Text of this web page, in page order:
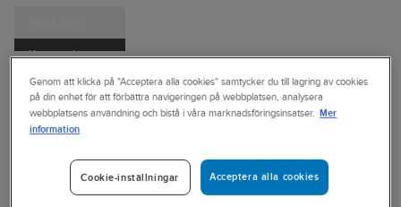
Kampanjer
Tjänster
Kataloger
Ahlsell Produkter Personligt skydd
Huvudskydd
Tillbehör huvudskydd
Visitkortshållare
Petzl
Genom att klicka på "Acceptera alla cookies" samtycker du till lagring av cookies
på din enhet för att förbättra navigeringen på webbplatsen, analysera
webbplatsens användning och bistå i våra marknadsföringsinsatser. Mer
information
Acceptera alla cookies
Cookie-inställningar